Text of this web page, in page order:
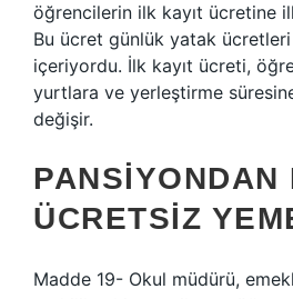
öğrencilerin ilk kayıt ücretine
Bu ücret günlük yatak
içeriyordu. İlk kayıt ücreti,
yurtlara ve yerleştirme
değişir.
PANSIYONDAN
ÜCRETSIZ
Madde 19- Okul müdürü,